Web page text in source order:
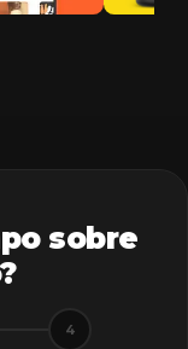
sobre
4